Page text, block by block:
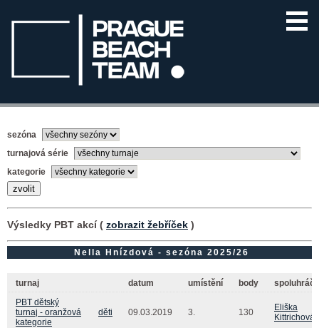
sezóna
turnajová série
kategorie
Výsledky PBT akcí ( zobrazit žebříček )
Nella Hnízdová - sezóna 2025/26
turnaj datum umístění body
PBT dětský
turnaj - oranžová
kategorie
děti 09.03.2019 3. 130
Eliška
Kittrichová